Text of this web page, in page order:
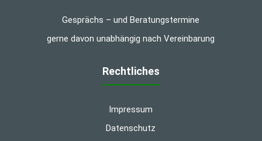
Gesprächs – und Beratungstermine
gerne davon unabhängig nach Vereinbarung
Rechtliches
Impressum
Datenschutz